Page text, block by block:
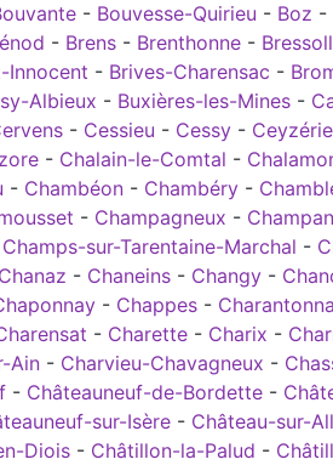
- Bouvesse-Quirieu - Boz -
- Brens - Brenthonne -
Innocent - Brives-Charensac -
Albieux - Buxières-les-Mines -
- Cessieu - Cessy -
- Chalain-le-Comtal -
- Chambéon - Chambéry -
- Champagneux -
Champs-sur-Tarentaine-Marchal -
Chanaz - Chaneins - Changy -
- Chappes -
- Charette - Charix -
Ain - Charvieu-Chavagneux -
- Châteauneuf-de-Bordette -
sur-Isère - Château-sur-
Diois - Châtillon-la-Palud -